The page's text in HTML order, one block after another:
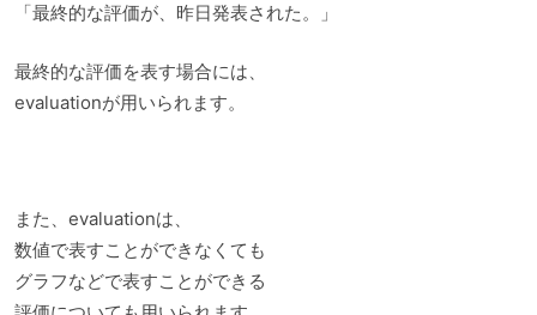
「最終的な評価が、昨日発表された。」
最終的な評価を表す場合には、
evaluationが用いられます。
また、evaluationは、
数値で表すことができなくても
グラフなどで表すことができる